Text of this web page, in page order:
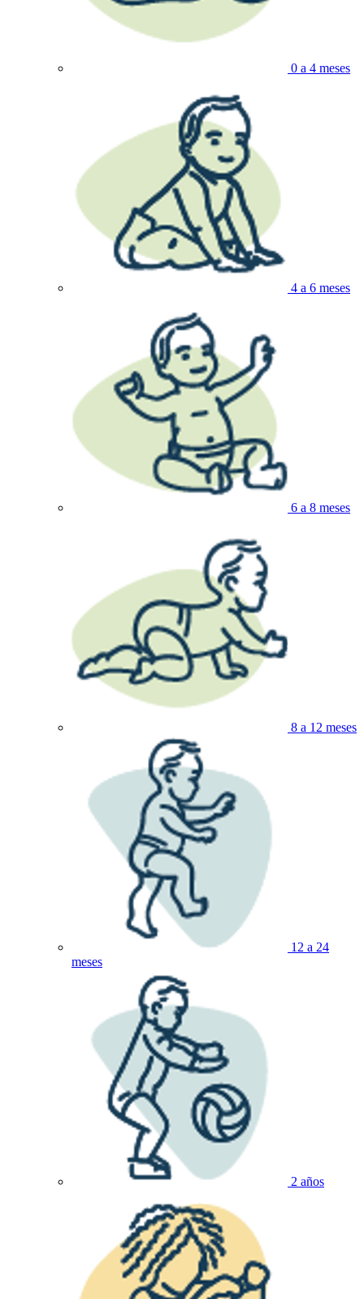
0 a 4 meses
4 a 6 meses
6 a 8 meses
8 a 12 meses
12 a 24
meses
2 años